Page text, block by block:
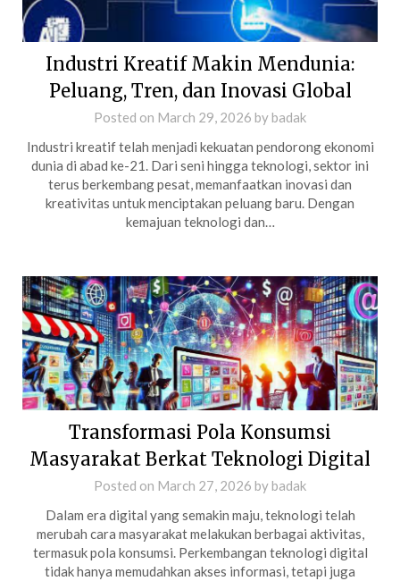
Industri Kreatif Makin Mendunia:
Peluang, Tren, dan Inovasi Global
Posted on March 29, 2026 bybadak
Industri kreatif telah menjadi kekuatan pendorong ekonomi
dunia di abad ke-21. Dari seni hingga teknologi, sektor ini
terus berkembang pesat, memanfaatkan inovasi dan
kreativitas untuk menciptakan peluang baru. Dengan
kemajuan teknologi dan…
Transformasi Pola Konsumsi
Masyarakat Berkat Teknologi Digital
Posted on March 27, 2026 bybadak
Dalam era digital yang semakin maju, teknologi telah
merubah cara masyarakat melakukan berbagai aktivitas,
termasuk pola konsumsi. Perkembangan teknologi digital
tidak hanya memudahkan akses informasi, tetapi juga